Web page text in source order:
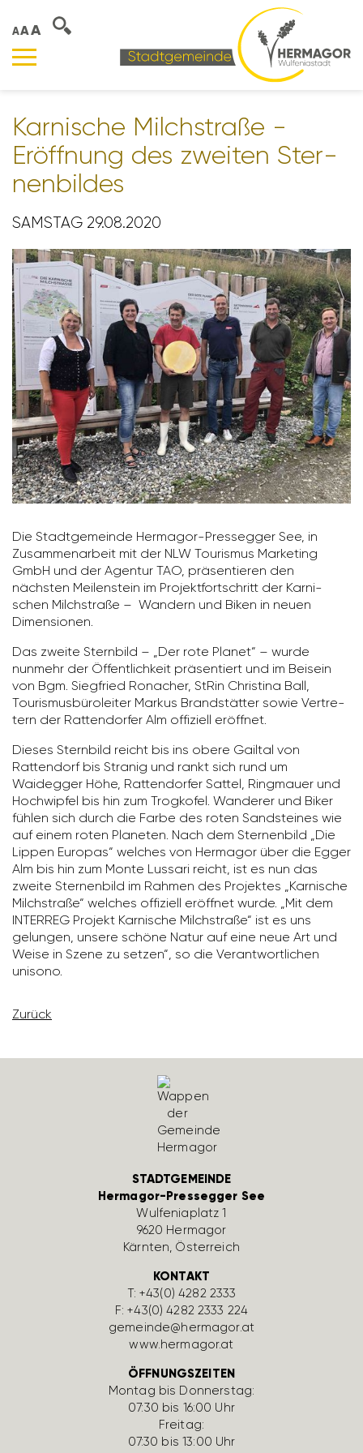
AAA
Karni­sche Milch­straße -
Eröff­nung des zweiten Ster­
nen­bildes
SAMSTAG 29.08.2020
Die Stadt­ge­meinde Hermagor-Pres­segger See, in
Zusam­men­ar­beit mit der NLW Tourismus Marke­ting
GmbH und der Agentur TAO, präsen­tieren den
nächsten Meilen­stein im Projekt­fort­schritt der Karni­
schen Milch­straße – Wandern und Biken in neuen
Dimen­sionen.
Das zweite Stern­bild – „Der rote Planet“ – wurde
nunmehr der Öffent­lich­keit präsen­tiert und im Beisein
von Bgm. Sieg­fried Ronacher, StRin Chris­tina Ball,
Touris­mus­bü­ro­leiter Markus Brand­stätter sowie Vertre­
tern der Ratten­dorfer Alm offi­ziell eröffnet.
Dieses Stern­bild reicht bis ins obere Gailtal von
Ratten­dorf bis Stranig und rankt sich rund um
Waidegger Höhe, Ratten­dorfer Sattel, Ring­mauer und
Hoch­wipfel bis hin zum Trog­kofel. Wanderer und Biker
fühlen sich durch die Farbe des roten Sand­steines wie
auf einem roten Planeten. Nach dem Ster­nen­bild „Die
Lippen Europas“ welches von Hermagor über die Egger
Alm bis hin zum Monte Lussari reicht, ist es nun das
zweite Ster­nen­bild im Rahmen des Projektes „Karni­sche
Milch­straße“ welches offi­ziell eröffnet wurde. „Mit dem
INTERREG Projekt Karni­sche Milch­straße“ ist es uns
gelungen, unsere schöne Natur auf eine neue Art und
Weise in Szene zu setzen“, so die Verant­wort­li­chen
unisono.
Zurück
STADTGEMEINDE
Hermagor-Pressegger See
Wulfe­nia­platz 1
9620 Hermagor
Kärnten, Öster­reich
KONTAKT
T:+43(0) 4282 2333
F: +43(0) 4282 2333 224
gemeinde@hermagor.at
www.hermagor.at
ÖFFNUNGSZEITEN
Montag bis Donnerstag:
07:30 bis 16:00 Uhr
Freitag:
07:30 bis 13:00 Uhr